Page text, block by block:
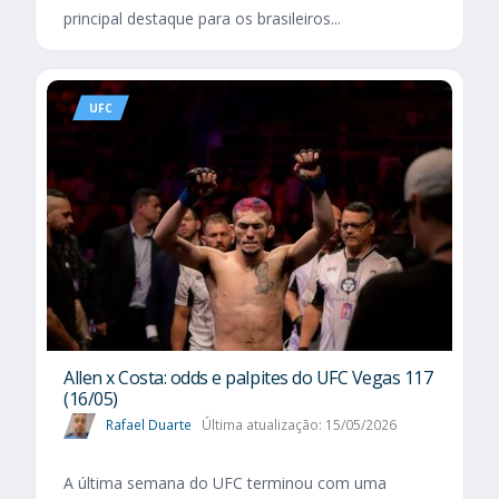
principal destaque para os brasileiros...
UFC
Allen x Costa: odds e palpites do UFC Vegas 117
(16/05)
Rafael Duarte Última atualização: 15/05/2026
A última semana do UFC terminou com uma